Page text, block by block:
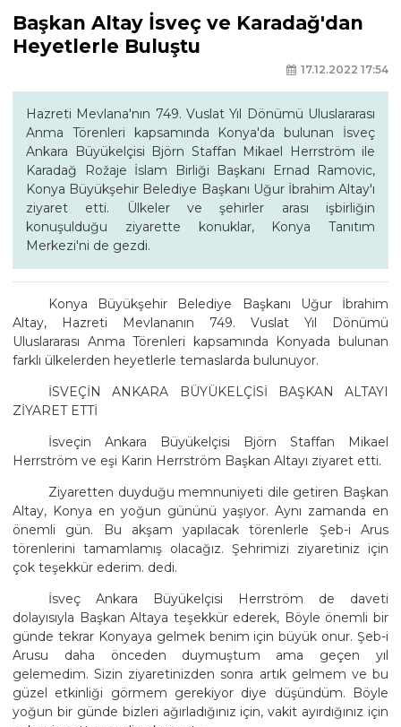
Başkan Altay İsveç ve Karadağ'dan
Heyetlerle Buluştu
17.12.2022 17:54
Hazreti Mevlana'nın 749. Vuslat Yıl Dönümü Uluslararası
Anma Törenleri kapsamında Konya'da bulunan İsveç
Ankara Büyükelçisi Björn Staffan Mikael Herrström ile
Karadağ Rožaje İslam Birliği Başkanı Ernad Ramovic,
Konya Büyükşehir Belediye Başkanı Uğur İbrahim Altay'ı
ziyaret etti. Ülkeler ve şehirler arası işbirliğin
konuşulduğu ziyarette konuklar, Konya Tanıtım
Merkezi'ni de gezdi.
Konya Büyükşehir Belediye Başkanı Uğur İbrahim
Altay, Hazreti Mevlananın 749. Vuslat Yıl Dönümü
Uluslararası Anma Törenleri kapsamında Konyada bulunan
farklı ülkelerden heyetlerle temaslarda bulunuyor.
İSVEÇİN ANKARA BÜYÜKELÇİSİ BAŞKAN ALTAYI
ZİYARET ETTİ
İsveçin Ankara Büyükelçisi Björn Staffan Mikael
Herrström ve eşi Karin Herrström Başkan Altayı ziyaret etti.
Ziyaretten duyduğu memnuniyeti dile getiren Başkan
Altay, Konya en yoğun gününü yaşıyor. Aynı zamanda en
önemli gün. Bu akşam yapılacak törenlerle Şeb-i Arus
törenlerini tamamlamış olacağız. Şehrimizi ziyaretiniz için
çok teşekkür ederim. dedi.
İsveç Ankara Büyükelçisi Herrström de daveti
dolayısıyla Başkan Altaya teşekkür ederek, Böyle önemli bir
günde tekrar Konyaya gelmek benim için büyük onur. Şeb-i
Arusu daha önceden duymuştum ama geçen yıl
gelemedim. Sizin ziyaretinizden sonra artık gelmem ve bu
güzel etkinliği görmem gerekiyor diye düşündüm. Böyle
yoğun bir günde bizleri ağırladığınız için, vakit ayırdığınız için